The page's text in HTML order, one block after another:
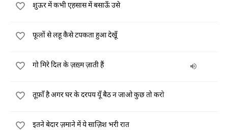
शुऊर में कभी एहसास में बसाऊँ उसे
फूलों से लहू कैसे टपकता हुआ देखूँ
गो मिरे दिल के ज़ख़्म ज़ाती हैं
तूफ़ाँ है अगर घर के दरपय यूँ बैठ न जाओ कुछ तो करो
इतने बेदार ज़माने में ये साज़िश भरी रात